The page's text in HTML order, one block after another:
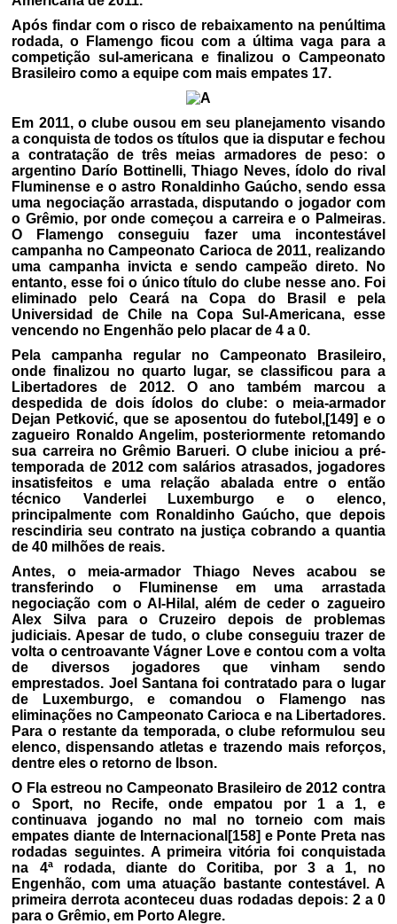
Após findar com o risco de rebaixamento na penúltima
rodada, o Flamengo ficou com a última vaga para a
competição sul-americana e finalizou o Campeonato
Brasileiro como a equipe com mais empates 17.
Em 2011, o clube ousou em seu planejamento visando
a conquista de todos os títulos que ia disputar e fechou
a contratação de três meias armadores de peso: o
argentino Darío Bottinelli, Thiago Neves, ídolo do rival
Fluminense e o astro Ronaldinho Gaúcho, sendo essa
uma negociação arrastada, disputando o jogador com
o Grêmio, por onde começou a carreira e o Palmeiras.
O Flamengo conseguiu fazer uma incontestável
campanha no Campeonato Carioca de 2011, realizando
uma campanha invicta e sendo campeão direto. No
entanto, esse foi o único título do clube nesse ano. Foi
eliminado pelo Ceará na Copa do Brasil e pela
Universidad de Chile na Copa Sul-Americana, esse
vencendo no Engenhão pelo placar de 4 a 0.
Pela campanha regular no Campeonato Brasileiro,
onde finalizou no quarto lugar, se classificou para a
Libertadores de 2012. O ano também marcou a
despedida de dois ídolos do clube: o meia-armador
Dejan Petković, que se aposentou do futebol,[149] e o
zagueiro Ronaldo Angelim, posteriormente retomando
sua carreira no Grêmio Barueri. O clube iniciou a pré-
temporada de 2012 com salários atrasados, jogadores
insatisfeitos e uma relação abalada entre o então
técnico Vanderlei Luxemburgo e o elenco,
principalmente com Ronaldinho Gaúcho, que depois
rescindiria seu contrato na justiça cobrando a quantia
de 40 milhões de reais.
Antes, o meia-armador Thiago Neves acabou se
transferindo o Fluminense em uma arrastada
negociação com o Al-Hilal, além de ceder o zagueiro
Alex Silva para o Cruzeiro depois de problemas
judiciais. Apesar de tudo, o clube conseguiu trazer de
volta o centroavante Vágner Love e contou com a volta
de diversos jogadores que vinham sendo
emprestados. Joel Santana foi contratado para o lugar
de Luxemburgo, e comandou o Flamengo nas
eliminações no Campeonato Carioca e na Libertadores.
Para o restante da temporada, o clube reformulou seu
elenco, dispensando atletas e trazendo mais reforços,
dentre eles o retorno de Ibson.
O Fla estreou no Campeonato Brasileiro de 2012 contra
o Sport, no Recife, onde empatou por 1 a 1, e
continuava jogando no mal no torneio com mais
empates diante de Internacional[158] e Ponte Preta nas
rodadas seguintes. A primeira vitória foi conquistada
na 4ª rodada, diante do Coritiba, por 3 a 1, no
Engenhão, com uma atuação bastante contestável. A
primeira derrota aconteceu duas rodadas depois: 2 a 0
para o Grêmio, em Porto Alegre.